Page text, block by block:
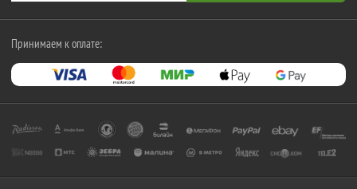
Принимаем к оплате: